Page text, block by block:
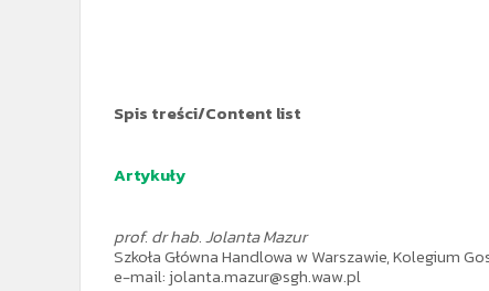
Spis treści/Content list
Artykuły
prof. dr hab. Jolanta Mazur
Szkoła Główna Handlowa w Warszawie, Kolegium
e-mail: jolanta.mazur@sgh.waw.pl